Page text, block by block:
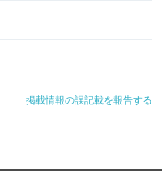
掲載情報の誤記載を報告する